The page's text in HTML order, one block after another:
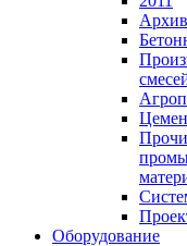
Оборудование